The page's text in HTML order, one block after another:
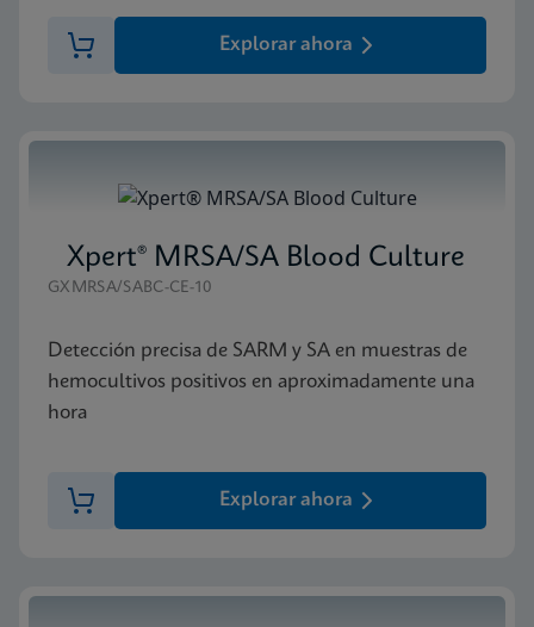
Explorar ahora
Xpert® MRSA/SA Blood Culture
GXMRSA/SABC-CE-10
Detección precisa de SARM y SA en muestras de
hemocultivos positivos en aproximadamente una
hora
Explorar ahora